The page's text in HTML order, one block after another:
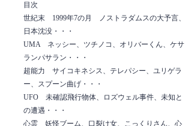
目次
世紀末 1999年7の月 ノストラダムスの大予言、
日本沈没・・・
UMA ネッシー、ツチノコ、オリバーくん、ケサ
ランパサラン・・・
超能力 サイコキネシス、テレパシー、ユリゲラ
ー、スプーン曲げ・・・
UFO 未確認飛行物体、ロズウェル事件、未知と
の遭遇・・・
心霊 妖怪ブーム、口裂け女、こっくりさん、心